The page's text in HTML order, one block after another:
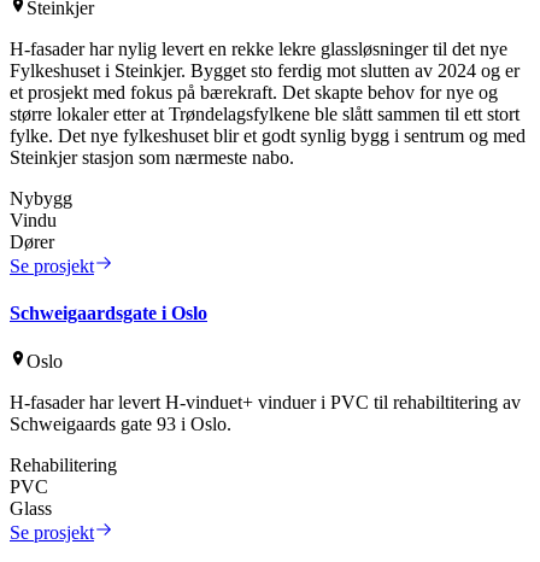
Steinkjer
H-fasader har nylig levert en rekke lekre glassløsninger til det nye
Fylkeshuset i Steinkjer. Bygget sto ferdig mot slutten av 2024 og er
et prosjekt med fokus på bærekraft. Det skapte behov for nye og
større lokaler etter at Trøndelagsfylkene ble slått sammen til ett stort
fylke. Det nye fylkeshuset blir et godt synlig bygg i sentrum og med
Steinkjer stasjon som nærmeste nabo.
Nybygg
Vindu
Dører
Se prosjekt
Schweigaardsgate i Oslo
Oslo
H-fasader har levert H-vinduet+ vinduer i PVC til rehabiltitering av
Schweigaards gate 93 i Oslo.
Rehabilitering
PVC
Glass
Se prosjekt